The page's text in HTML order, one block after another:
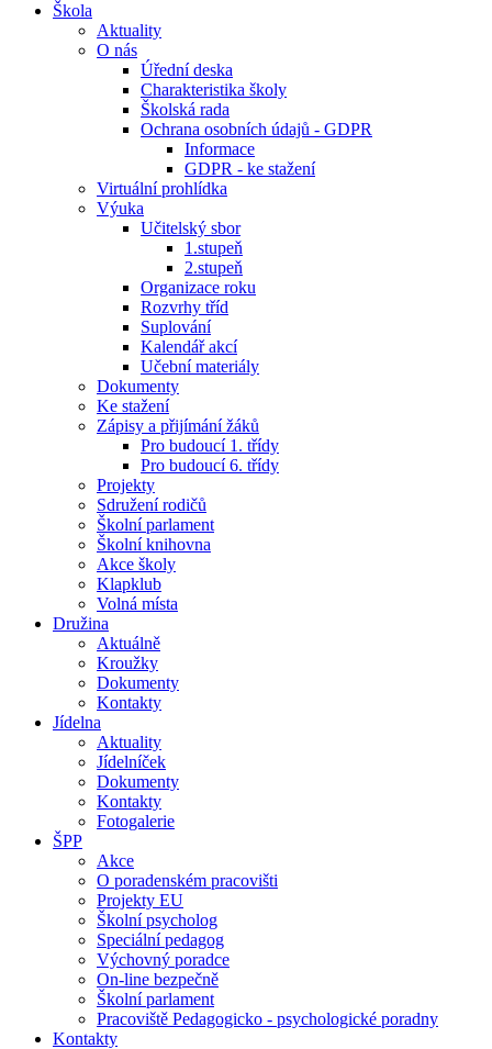
Škola
Aktuality
O nás
Úřední deska
Charakteristika školy
Školská rada
Ochrana osobních údajů - GDPR
Informace
GDPR - ke stažení
Virtuální prohlídka
Výuka
Učitelský sbor
1.stupeň
2.stupeň
Organizace roku
Rozvrhy tříd
Suplování
Kalendář akcí
Učební materiály
Dokumenty
Ke stažení
Zápisy a přijímání žáků
Pro budoucí 1. třídy
Pro budoucí 6. třídy
Projekty
Sdružení rodičů
Školní parlament
Školní knihovna
Akce školy
Klapklub
Volná místa
Družina
Aktuálně
Kroužky
Dokumenty
Kontakty
Jídelna
Aktuality
Jídelníček
Dokumenty
Kontakty
Fotogalerie
ŠPP
Akce
O poradenském pracovišti
Projekty EU
Školní psycholog
Speciální pedagog
Výchovný poradce
On-line bezpečně
Školní parlament
Pracoviště Pedagogicko - psychologické poradny
Kontakty